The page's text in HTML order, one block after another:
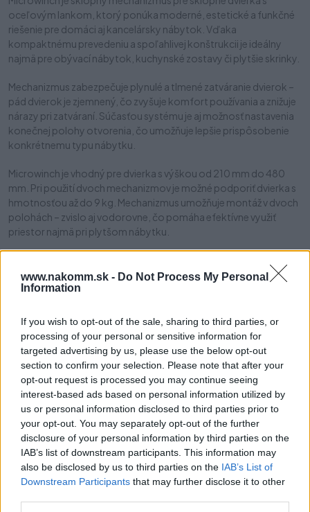
www.nakomm.sk - Do Not Process My Personal
Information
If you wish to opt-out of the sale, sharing to third parties, or
processing of your personal or sensitive information for
targeted advertising by us, please use the below opt-out
section to confirm your selection. Please note that after your
opt-out request is processed you may continue seeing
interest-based ads based on personal information utilized by
us or personal information disclosed to third parties prior to
your opt-out. You may separately opt-out of the further
disclosure of your personal information by third parties on the
IAB’s list of downstream participants. This information may
also be disclosed by us to third parties on the IAB’s List of
Downstream Participants that may further disclose it to other
oceľovým lankom, ktorý ponúka moderné, estetické a funkčné
riešenie pre domáci aj kancelársky nábytok. Vďaka
kompaktnému prevedeniu a spoľahlivej konštrukcii je ideálny
najmä pre obývací nábytok, kuchynské zostavy či plytšie skrinky.
Mechanizmus zabezpečuje plynulé a tlmené zatváranie dvierok –
pád dvierok je zjemnený, čo zvyšuje komfort používania a znižuje
nárazy pri zatváraní. Súčasťou systému je aj možnosť nastavenia
konečnej polohy otvorenia, čo umožňuje lepšie prispôsobenie
konkrétnemu typu nábytku.
Microwinch je vhodný pre dvierka s výškou od 210 mm do 480
mm. Pri použití dvoch mechanizmov je možné podporiť dvierka s
hmotnosťou až do 9 kg. Mechanizmus umožňuje montáž v dvoch
polohách – zvislo aj vodorovne, čo pomáha efektívne využiť
priestor najmä pri plytšom nábytku.
Súčasťou balenia sú úchyty a montážne skrutky. Na správnu
montáž je potrebné použiť aj pánty na dvierka, ktoré nie sú
Vlastnosti produktu
Mechanizmus pre sklopné dvierka s oceľovým lankom
Tlmené zatváranie (soft close) pre pohodlné používanie
Nastaviteľná konečná poloha otvorenia
Sila mechanizmu: 14 kg
Vhodný pre dvierka s výškou od 210 mm do 480 mm
Pri použití 2 mechanizmov vhodný pre dvierka až do 9 kg
Montáž v dvoch polohách: zvislo alebo vodorovne
Univerzálne použitie – pravá aj ľavá strana
Určené pre hrúbku dosky: 16 – 22 mm
Súčasťou balenia sú úchyt a montážne skrutky